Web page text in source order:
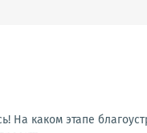
На каком этапе